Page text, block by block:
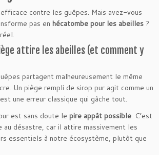
contre les guêpes. Mais avez-vous
pas en hécatombe pour les abeilles ?
attire les abeilles (et comment y
partagent malheureusement le même
Un piège rempli de sirop pur agit comme un
une erreur classique qui gâche tout.
est sans doute le pire appât possible. C’est
au désastre, car il attire massivement les
essentiels à notre écosystème, plutôt que